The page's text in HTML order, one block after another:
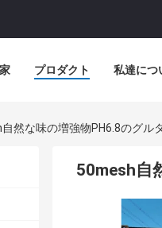
家 プロダクト 私達につ
然な味の増強物PH6.8のグル
50mesh自